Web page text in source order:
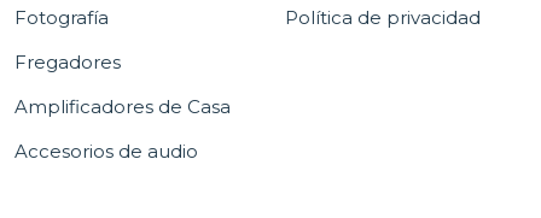
Fotografía
Fregadores
Amplificadores de Casa
Accesorios de audio
Política de privacidad